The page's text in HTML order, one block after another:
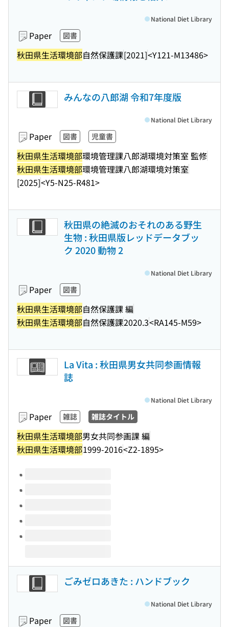
Paper 図書
秋田県生活環境部自然保護課[2021]<Y121-M13486>
National Diet Library
みんなの八郎湖 令和7年度版
Paper 図書 児童書
秋田県生活環境部環境管理課八郎湖環境対策室 監修
秋田県生活環境部環境管理課八郎湖環境対策室
[2025]<Y5-N25-R481>
National Diet Library
秋田県の絶滅のおそれのある野生
生物 : 秋田県版レッドデータブッ
ク 2020 動物 2
Paper 図書
秋田県生活環境部自然保護課 編
秋田県生活環境部自然保護課2020.3<RA145-M59>
National Diet Library
La Vita : 秋田県男女共同参画情報
誌
Paper 雑誌 雑誌タイトル
秋田県生活環境部男女共同参画課 編
秋田県生活環境部1999-2016<Z2-1895>
National Diet Library
Volumes of this title
ごみゼロあきた : ハンドブック
Paper 図書
National Diet Library